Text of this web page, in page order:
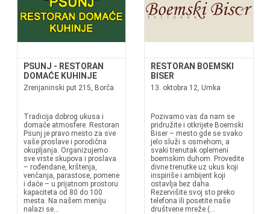
PSUNJ - RESTORAN
DOMAĆE KUHINJE
Zrenjaninski put 215, Borča
Tradicija dobrog ukusa i
domaće atmosfere. Restoran
Psunj je pravo mesto za sve
vaše proslave i porodična
okupljanja. Organizujemo
sve vrste skupova i proslava
– rođendane, krštenja,
venčanja, parastose, pomene
i daće – u prijatnom prostoru
kapaciteta od 80 do 100
mesta. Na našem meniju
nalazi se...
RESTORAN BOEMSKI
BISER
13. oktobra 12, Umka
Pozivamo vas da nam se
pridružite i otkrijete Boemski
Biser – mesto gde se svako
jelo služi s osmehom, a
svaki trenutak oplemeni
boemskim duhom. Provedite
divne trenutke uz ukus koji
inspiriše i ambijent koji
ostavlja bez daha.
Rezervišite svoj sto preko
telefona ili posetite naše
društvene mreže (...